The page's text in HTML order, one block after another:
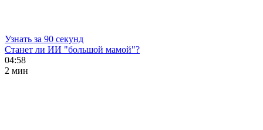
Узнать за 90 секунд
Станет ли ИИ "большой мамой"?
04:58
2 мин